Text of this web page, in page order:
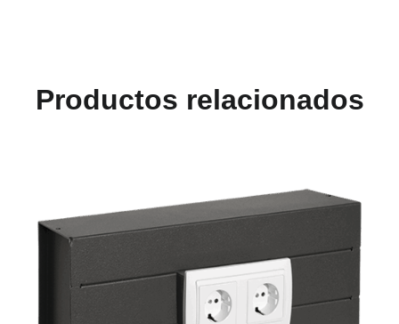
Productos relacionados